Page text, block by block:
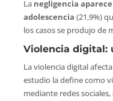
La negligencia
adolescencia (21,9%)
los casos se produjo de
Violencia digital:
La violencia digital
estudio la define como
mediante redes